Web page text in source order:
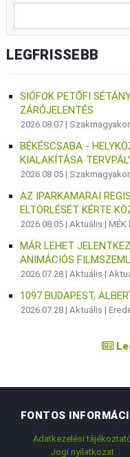
LEGFRISSEBB
SIÓFOK PETŐFI
ZÁRÓJELENTÉS
2026.08.07 |
BÉKÉSCSABA -
KIALAKÍTÁSA
2026.08.05 |
AZ IPARKAMARAI
ELTÖRLÉSÉT KÉRTE
2026.08.05 |Aktuális |MÉK
MÁR LEHET
ANIMÁCIÓS
2026.07.28 |Aktuális |
1097 BUDAPEST,
2026.07.28 |Aktuális |
FONTOS
Adatkezelési
Jogi nyilatkozat